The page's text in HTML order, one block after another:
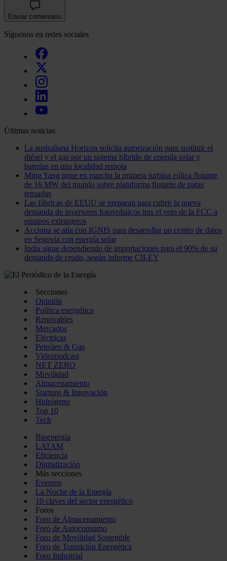
Enviar comentario
Síguenos en redes sociales
Últimas noticias
La australiana Horizon solicita autorización para sustituir el
diésel y el gas por un sistema híbrido de energía solar y
baterías en una localidad remota
Ming Yang pone en marcha la primera turbina eólica flotante
de 16 MW del mundo sobre plataforma flotante de patas
tensadas
Las fábricas de EEUU se preparan para cubrir la nueva
demanda de inversores fotovoltaicos tras el veto de la FCC a
equipos extranjeros
Acciona se alía con IGNIS para desarrollar un centro de datos
en Segovia con energía solar
India sigue dependiendo de importaciones para el 90% de su
demanda de crudo, según informe CII-EY
Secciones
Opinión
Política energética
Renovables
Mercados
Eléctricas
Petróleo & Gas
Videopodcast
NET ZERO
Movilidad
Almacenamiento
Startups & Innovación
Hidrógeno
Top 10
Tech
Bioenergía
LATAM
Eficiencia
Digitalización
Más secciones
Eventos
La Noche de la Energía
10 claves del sector energético
Foros
Foro de Almacenamiento
Foro de Autoconsumo
Foro de Movilidad Sostenible
Foro de Transición Energética
Foro Industrial